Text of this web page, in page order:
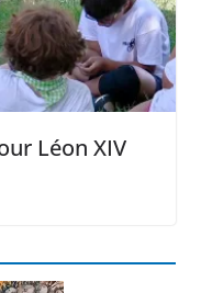
Léon XIV